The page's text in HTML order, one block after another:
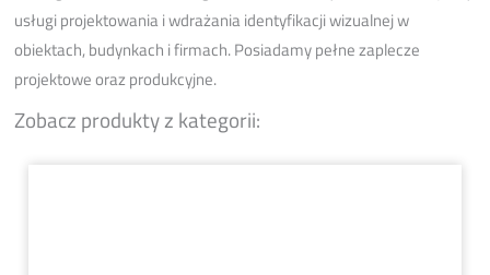
usługi projektowania i wdrażania identyfikacji wizualnej w
obiektach, budynkach i firmach. Posiadamy pełne zaplecze
projektowe oraz produkcyjne.
Zobacz produkty z kategorii: